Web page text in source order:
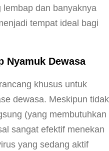
dan banyaknya
tempat ideal bagi
Nyamuk Dewasa
khusus untuk
dewasa. Meskipun tidak
(yang membutuhkan
sangat efektif menekan
yang sedang aktif